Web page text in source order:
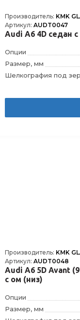
Производитель: KMK
Артикул: AUDT0047
Audi A6 4D седан
Опции
Размер, мм
Шелкография
Производитель: KMK
Артикул: AUDT0048
Audi A6 5D Avant
с ом (низ)
Опции
Размер, мм